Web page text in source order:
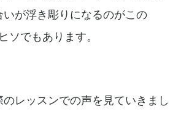
いが浮き彫りになるのがこの
ソでもあります。
レッスンでの声を見ていきまし